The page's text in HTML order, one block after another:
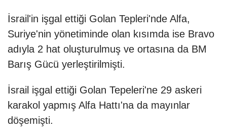
İsrail'in işgal ettiği Golan Tepleri'nde Alfa,
Suriye'nin yönetiminde olan kısımda ise Bravo
adıyla 2 hat oluşturulmuş ve ortasına da BM
Barış Gücü yerleştirilmişti.
İsrail işgal ettiği Golan Tepeleri'ne 29 askeri
karakol yapmış Alfa Hattı'na da mayınlar
döşemişti.